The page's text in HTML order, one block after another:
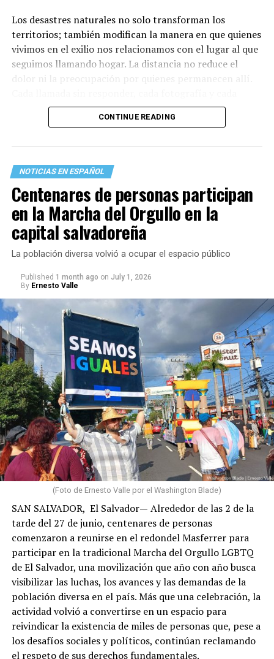
Los desastres naturales no solo transforman los
territorios; también modifican la manera en que quienes
vivimos en el exilio nos relacionamos con el lugar al que
seguimos llamando hogar. La distancia no reduce el
dolor ni la preocupación por quienes permanecen allí.
mensaje recuerdan que existen vínculos que sobreviven
a las fronteras, al tiempo y a la propia migración.
Lo primero que hice fue llamar a mi familia en La Guaira.
Durante esos minutos comprendí, una vez más, que
también existen terremotos que se sienten desde el
exilio. La incertidumbre crece con cada llamada que no
entra y con cada mensaje que permanece sin respuesta.
Cuando finalmente logré comunicarme, confirmé que
familiares y personas cercanas habían perdido sus
hogares, que distintas zonas de La Guaira enfrentaban
graves afectaciones y que comunidades como Carayaca,
El Junko y otros sectores del oeste del estado también
sufrían las consecuencias de los terremotos. Aunque
algunas de estas localidades registraron daños
estructurales de menor magnitud que las zonas más
devastadas, sus habitantes también vieron alterada su
vida cotidiana por la interrupción de servicios, las
dificultades de acceso y la profunda interdependencia
social, económica y comunitaria que caracteriza a La
Guaira.
Algunos miembros de mi comunidad también habían
fallecido. Entre ellos estaban dos hombres gays a
quienes conocía. Sus nombres me recordaron que detrás
de cada cifra existen historias, afectos y proyectos de
CONTINUE READING
NOTICIAS EN ESPAÑOL
Centenares de personas participan
en la Marcha del Orgullo en la
capital salvadoreña
La población diversa volvió a ocupar el espacio público
Published 1 month ago on July 1, 2026
By Ernesto Valle
(Foto de Ernesto Valle por el Washington Blade)
SAN SALVADOR, El Salvador— Alrededor de las 2 de la
tarde del 27 de junio, centenares de personas
comenzaron a reunirse en el redondel Masferrer para
participar en la tradicional Marcha del Orgullo LGBTQ
de El Salvador, una movilización que año con año busca
visibilizar las luchas, los avances y las demandas de la
población diversa en el país. Más que una celebración, la
actividad volvió a convertirse en un espacio para
reivindicar la existencia de miles de personas que, pese a
los desafíos sociales y políticos, continúan reclamando
el respeto de sus derechos fundamentales.